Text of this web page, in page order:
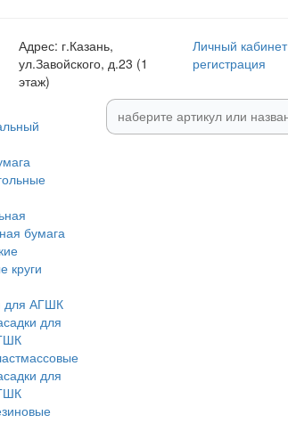
Адрес: г.Казань,
ул.Завойского, д.23 (1
этаж)
Личный кабинет
регистрация
бумага
круги
для АГШК
для
для